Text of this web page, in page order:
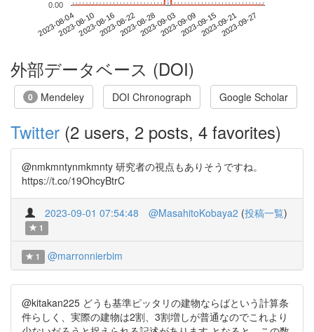
2023-08-042023-08-102023-08-162023-08-222023-08-282023-09-032023-09-092023-09-152023-09-212023-09-27
0.00
外部データベース (DOI)
0 Mendeley DOI Chronograph Google Scholar
Twitter (2 users, 2 posts, 4 favorites)
@nmkmntynmkmnty 研究者の視点もありそうですね。
https://t.co/19OhcyBtrC
2023-09-01 07:54:48 @MasahitoKobaya2 (投稿一覧)
1
1 @marronnierbim
@kitakan225 どうも基準ピッタリの建物ならばという計算条
件らしく、実際の建物は2割、3割増しが普通なのでこれより